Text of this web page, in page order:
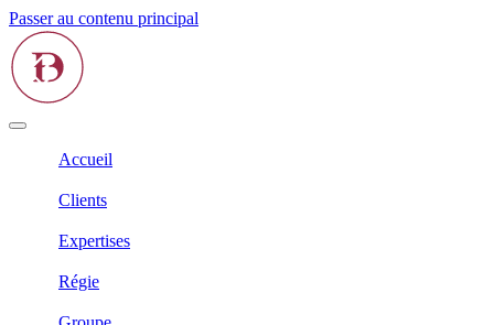
Passer au contenu principal
Accueil
Clients
Expertises
Régie